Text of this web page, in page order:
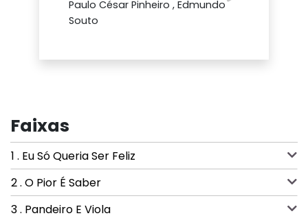
Paulo César Pinheiro , Edmundo
Souto
Faixas
1 . Eu Só Queria Ser Feliz
2 . O Pior É Saber
3 . Pandeiro E Viola